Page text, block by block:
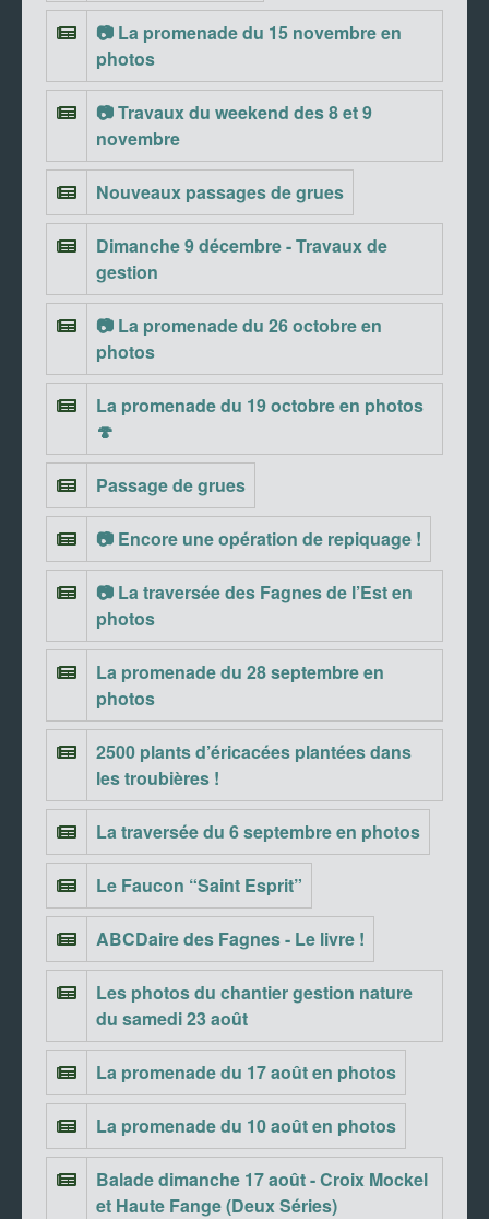
📷 La promenade du 15 novembre en
photos
📷 Travaux du weekend des 8 et 9
novembre
Nouveaux passages de grues
Dimanche 9 décembre - Travaux de
gestion
📷 La promenade du 26 octobre en
photos
La promenade du 19 octobre en photos
🍄
Passage de grues
📷 Encore une opération de repiquage !
📷 La traversée des Fagnes de l’Est en
photos
La promenade du 28 septembre en
photos
2500 plants d’éricacées plantées dans
les troubières !
La traversée du 6 septembre en photos
Le Faucon “Saint Esprit”
ABCDaire des Fagnes - Le livre !
Les photos du chantier gestion nature
du samedi 23 août
La promenade du 17 août en photos
La promenade du 10 août en photos
Balade dimanche 17 août - Croix Mockel
et Haute Fange (Deux Séries)